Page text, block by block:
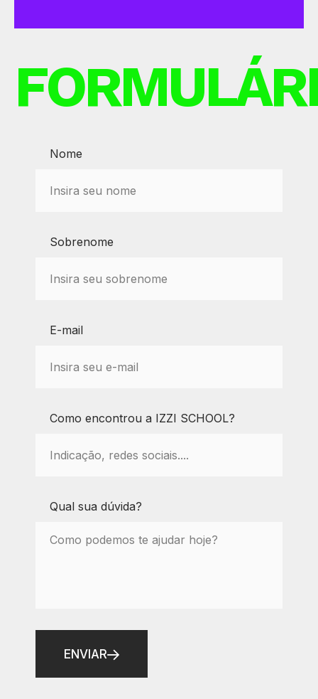
Nome
Sobrenome
E-mail
Como encontrou a IZZI SCHOOL?
Qual sua dúvida?
ENVIAR